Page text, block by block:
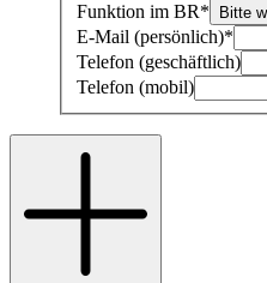
Funktion im BR* Bitte
E-Mail (persönlich)*
Telefon (geschäftlich)
Telefon (mobil)